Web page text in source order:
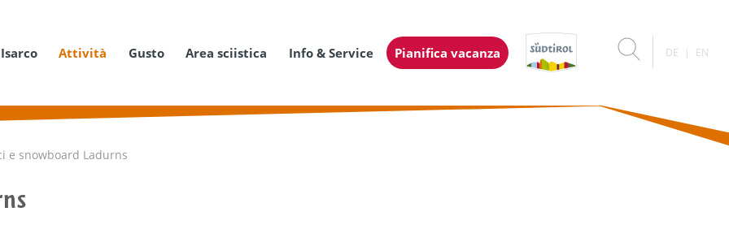
Attività Gusto Area sciistica Info & Service Pianifica vacanza DE EN
e snowboard Ladurns